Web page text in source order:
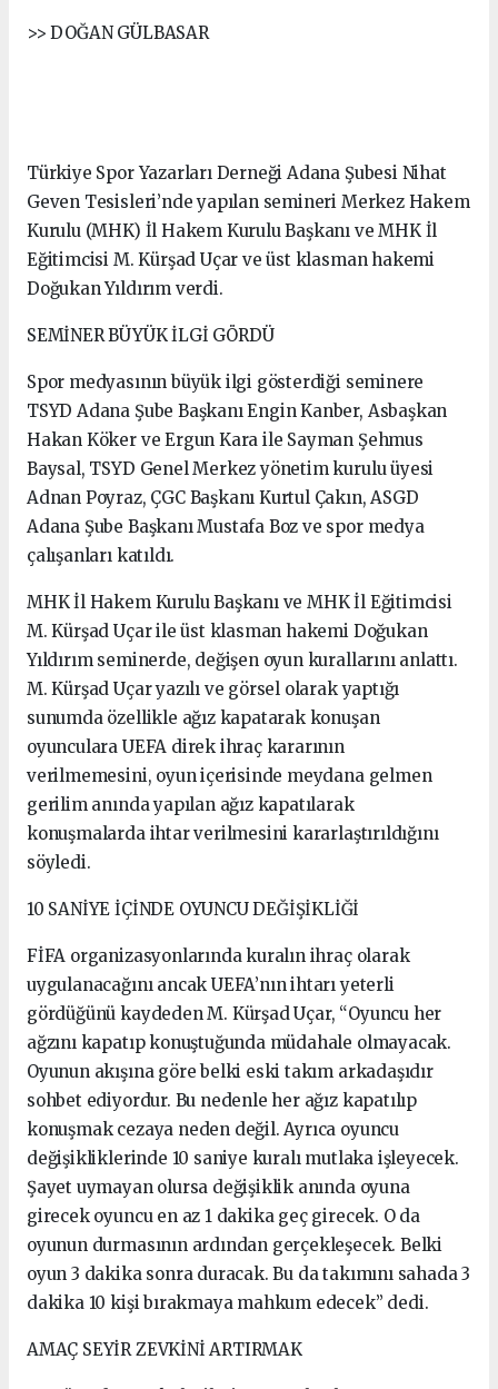
>> DOĞAN GÜLBASAR
Türkiye Spor Yazarları Derneği Adana Şubesi Nihat
Geven Tesisleri’nde yapılan semineri Merkez Hakem
Kurulu (MHK) İl Hakem Kurulu Başkanı ve MHK İl
Eğitimcisi M. Kürşad Uçar ve üst klasman hakemi
Doğukan Yıldırım verdi.
SEMİNER BÜYÜK İLGİ GÖRDÜ
Spor medyasının büyük ilgi gösterdiği seminere
TSYD Adana Şube Başkanı Engin Kanber, Asbaşkan
Hakan Köker ve Ergun Kara ile Sayman Şehmus
Baysal, TSYD Genel Merkez yönetim kurulu üyesi
Adnan Poyraz, ÇGC Başkanı Kurtul Çakın, ASGD
Adana Şube Başkanı Mustafa Boz ve spor medya
çalışanları katıldı.
MHK İl Hakem Kurulu Başkanı ve MHK İl Eğitimcisi
M. Kürşad Uçar ile üst klasman hakemi Doğukan
Yıldırım seminerde, değişen oyun kurallarını anlattı.
M. Kürşad Uçar yazılı ve görsel olarak yaptığı
sunumda özellikle ağız kapatarak konuşan
oyunculara UEFA direk ihraç kararının
verilmemesini, oyun içerisinde meydana gelmen
gerilim anında yapılan ağız kapatılarak
konuşmalarda ihtar verilmesini kararlaştırıldığını
söyledi.
10 SANİYE İÇİNDE OYUNCU DEĞİŞİKLİĞİ
FİFA organizasyonlarında kuralın ihraç olarak
uygulanacağını ancak UEFA’nın ihtarı yeterli
gördüğünü kaydeden M. Kürşad Uçar, “Oyuncu her
ağzını kapatıp konuştuğunda müdahale olmayacak.
Oyunun akışına göre belki eski takım arkadaşıdır
sohbet ediyordur. Bu nedenle her ağız kapatılıp
konuşmak cezaya neden değil. Ayrıca oyuncu
değişikliklerinde 10 saniye kuralı mutlaka işleyecek.
Şayet uymayan olursa değişiklik anında oyuna
girecek oyuncu en az 1 dakika geç girecek. O da
oyunun durmasının ardından gerçekleşecek. Belki
oyun 3 dakika sonra duracak. Bu da takımını sahada 3
dakika 10 kişi bırakmaya mahkum edecek” dedi.
AMAÇ SEYİR ZEVKİNİ ARTIRMAK